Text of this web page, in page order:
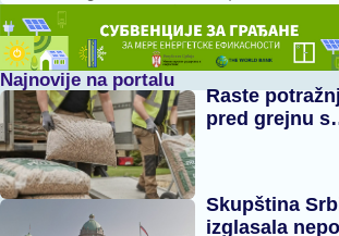
Najnovije na portalu
Raste
pred grejnu
Skupština
izglasala